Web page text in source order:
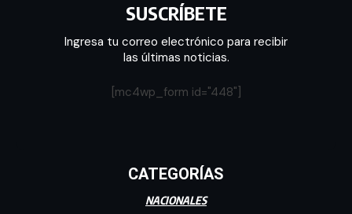
SUSCRÍBETE
Ingresa tu correo electrónico para recibir
las últimas noticias.
[mc4wp_form id="448"]
CATEGORÍAS
NACIONALES